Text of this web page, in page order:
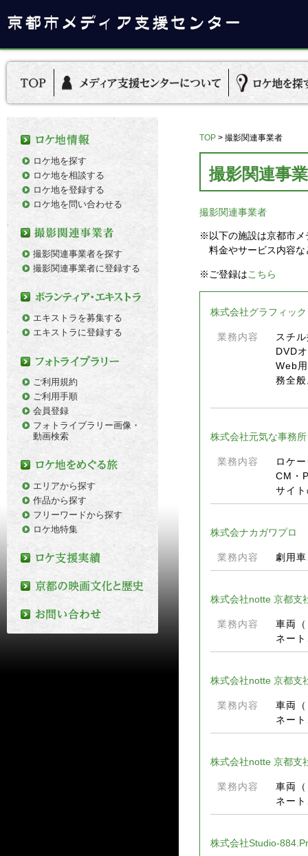
TOP > 撮影関連事業者
撮影関連事
撮影関連事業者
※以下の施設は京都市メ
料金やサービス内容
※ご登録はこちら
株式会社グラフィッ
業務内容
スチ
DVD
Web
務全
株式会社元気な事務所
業務内容
ロケ
CM・
サイ
株式会ナカガワプロ
業務内容 劇用
株式会社notte 京都支
業務内容
車両
ネー
株式会社notte 京都支
業務内容
車両
ネー
株式会社notte 京都支
業務内容
車両
ネー
株式会社Studio-
ロケ地を探す
ロケ地を相談する
ロケ地を登録する
ロケ地を問い合わせる
撮影関連事業者を探す
撮影関連事業者に登録する
エキストラを募集する
エキストラに登録する
ご利用規約
ご利用手順
会員登録
フォトライブラリー画像・
動画検索
エリアから探す
作品から探す
フリーワードから探す
ロケ地特集